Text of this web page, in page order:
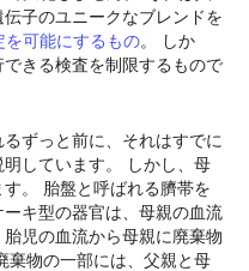
子のユニークなブレンドを
を可能にするもの。 しか
きる検査を制限するもので
ずっと前に、それはすでに
しています。 しかし、母
。 胎盤と呼ばれる臍帯を
キ型の器官は、母親の血流
児の血流から母親に廃棄物
棄物の一部には、父親と母